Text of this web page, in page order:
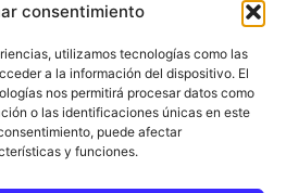
consentimiento
utilizamos tecnologías como las
a la información del dispositivo. El
nos permitirá procesar datos como
o las identificaciones únicas en este
puede afectar
y funciones.
info@103malaga.com